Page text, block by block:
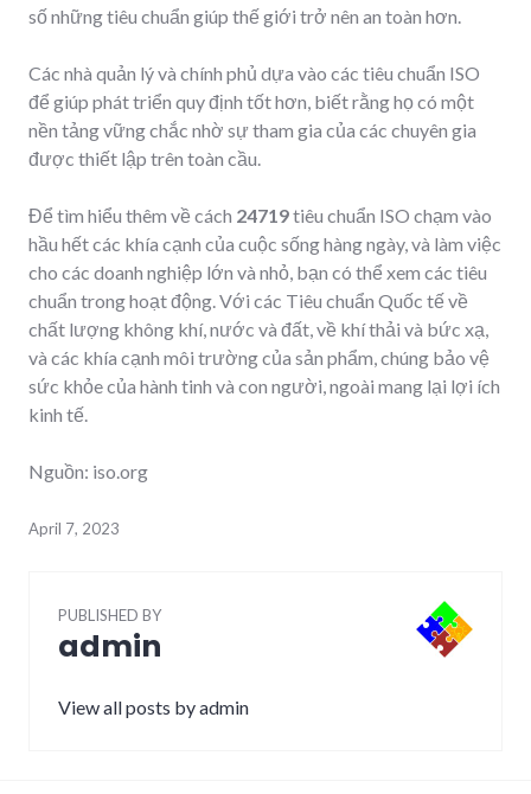
số những tiêu chuẩn giúp thế giới trở nên an toàn hơn.
Các nhà quản lý và chính phủ dựa vào các tiêu chuẩn ISO
để giúp phát triển quy định tốt hơn, biết rằng họ có một
nền tảng vững chắc nhờ sự tham gia của các chuyên gia
được thiết lập trên toàn cầu.
Để tìm hiểu thêm về cách 24719tiêu chuẩn ISO chạm vào
hầu hết các khía cạnh của cuộc sống hàng ngày, và làm việc
cho các doanh nghiệp lớn và nhỏ, bạn có thể xem các tiêu
chuẩn trong hoạt động. Với các Tiêu chuẩn Quốc tế về
chất lượng không khí, nước và đất, về khí thải và bức xạ,
và các khía cạnh môi trường của sản phẩm, chúng bảo vệ
sức khỏe của hành tinh và con người, ngoài mang lại lợi ích
kinh tế.
Nguồn: iso.org
April 7, 2023
PUBLISHED BY
admin
View all posts by admin